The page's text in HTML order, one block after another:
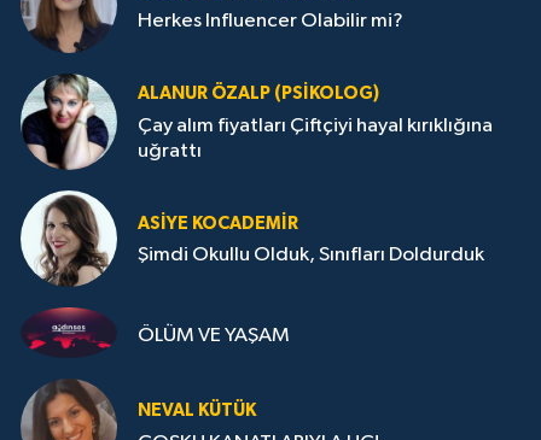
Herkes Influencer Olabilir mi?
ALANUR ÖZALP (PSIKOLOG)
Çay alım fiyatları Çiftçiyi hayal kırıklığına
uğrattı
ASIYE KOCADEMİR
Şimdi Okullu Olduk, Sınıfları Doldurduk
ÖLÜM VE YAŞAM
NEVAL KÜTÜK